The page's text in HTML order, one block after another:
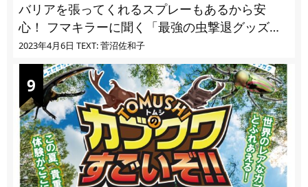
バリアを張ってくれるスプレーもあるから安
心！ フマキラーに聞く「最強の虫撃退グッズ
vol.4」【キャンプサイトで使う虫よけ】
2023年4月6日 TEXT: 菅沼佐和子